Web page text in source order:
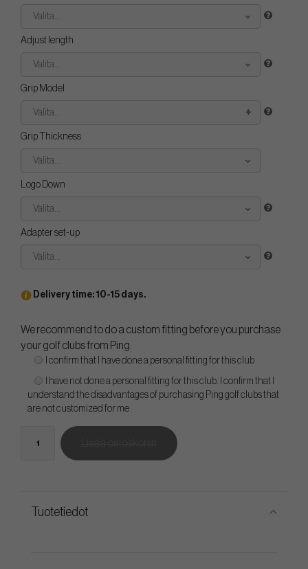
Valita...
Adjust length
Valita...
Grip Model
Valita...
Grip Thickness
Valita...
Logo Down
Valita...
Adapter set-up
Valita...
Delivery time: 10-15 days.
We recommend to do a custom fitting before you purchase
your golf clubs from Ping.
I confirm that I have done a personal fitting for this club
I have not done a personal fitting for this club. I confirm that I
understand the disadvantages of purchasing Ping golf clubs that
are not customized for me
Tuotetiedot